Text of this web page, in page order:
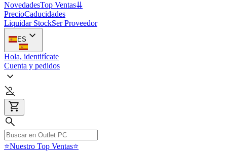
NovedadesTop Ventas⇊
PrecioCaducidades
Liquidar StockSer Proveedor
ES
Hola, identifícate
Cuenta y pedidos
⭐Nuestro Top Ventas⭐